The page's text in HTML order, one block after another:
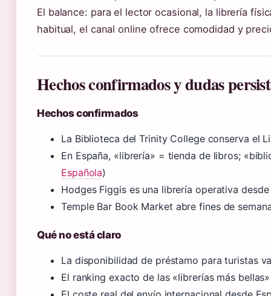
El balance: para el lector ocasional, la librería
habitual, el canal online ofrece comodidad y
Hechos confirmados y dudas
Hechos confirmados
La Biblioteca del Trinity College conserva el
En España, «librería» = tienda de libros;
Española)
Hodges Figgis es una librería operativa desde
Temple Bar Book Market abre fines de
Qué no está claro
La disponibilidad de préstamo para turistas
El ranking exacto de las «librerías más